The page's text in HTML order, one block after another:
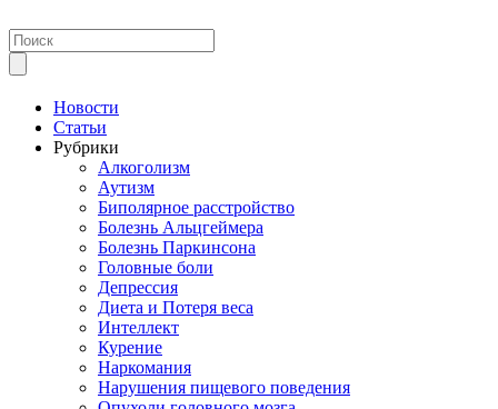
Новости
Статьи
Рубрики
Алкоголизм
Аутизм
Биполярное расстройство
Болезнь Альцгеймера
Болезнь Паркинсона
Головные боли
Депрессия
Диета и Потеря веса
Интеллект
Курение
Наркомания
Нарушения пищевого поведения